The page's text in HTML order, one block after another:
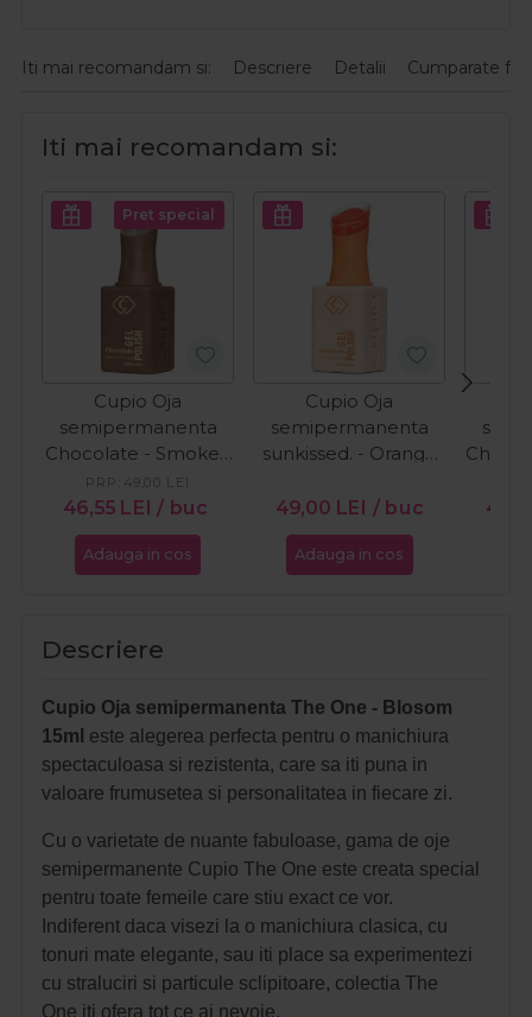
Iti mai recomandam si: Descriere Detalii Cumparate
Iti mai recomandam si:
Pret special
Cupio Oja
semipermanenta
Chocolate - Smoked
Cacao 15ml
46,55 LEI / buc
PRP: 49,00 LEI
Adauga in cos
Cupio Oja
semipermanenta
sunkissed. - Orange
49,00 LEI / buc
Adauga in cos
Descriere
Cupio Oja semipermanenta The One - Blosom
15ml este alegerea perfecta pentru o manichiura
spectaculoasa si rezistenta, care sa iti puna in
valoare frumusetea si personalitatea in fiecare zi.
Cu o varietate de nuante fabuloase, gama de oje
semipermanente Cupio The One este creata special
pentru toate femeile care stiu exact ce vor.
Indiferent daca visezi la o manichiura clasica, cu
tonuri mate elegante, sau iti place sa experimentezi
cu straluciri si particule sclipitoare, colectia The
One iti ofera tot ce ai nevoie.